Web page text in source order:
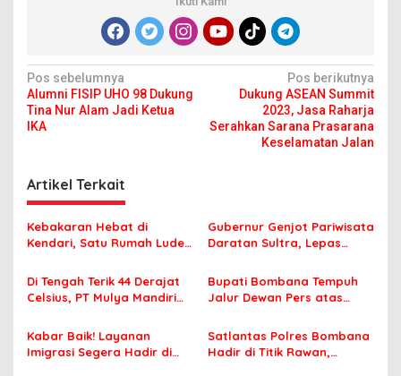
N
a
v
g
a
s
p
o
s
Pos sebelumnya
Alumni FISIP UHO 98 Dukung
Tina Nur Alam Jadi Ketua
IKA
Pos berikutnya
Dukung ASEAN Summit
2023, Jasa Raharja
Serahkan Sarana Prasarana
Keselamatan Jalan
Artikel Terkait
Kebakaran Hebat di
Kendari, Satu Rumah Ludes
Gubernur Genjot Pariwisata
Daratan Sultra, Lepas
Tiga Kabupaten Unggulan
Di Tengah Terik 44 Derajat
Celsius, PT Mulya Mandiri
Jamaah Tetap Sehat dan
Nyaman Beribadah
Bupati Bombana Tempuh
Jalur Dewan Pers atas
Korupsi Jembatan Cirauci II
Kabar Baik! Layanan
Imigrasi Segera Hadir di
Satlantas Polres Bombana
Hadir di Titik Rawan,